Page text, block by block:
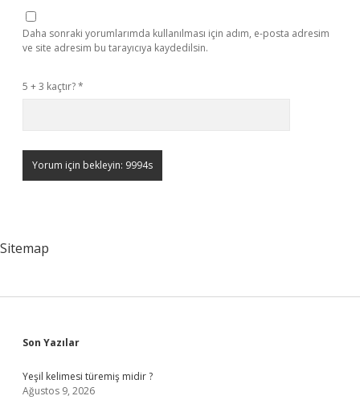
Daha sonraki yorumlarımda kullanılması için adım, e-posta adresim
ve site adresim bu tarayıcıya kaydedilsin.
5 + 3 kaçtır?*
Sitemap
Sidebar
Son Yazılar
Yeşil kelimesi türemiş midir ?
Ağustos 9, 2026